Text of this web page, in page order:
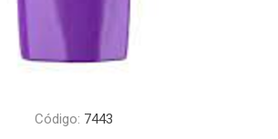
Código: 7443